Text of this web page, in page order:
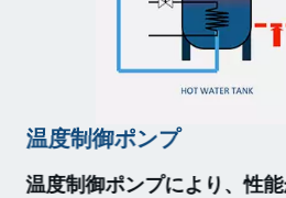
温度制御ポンプ
温度制御ポンプにより、性